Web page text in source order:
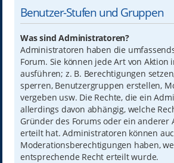
Benutzer-Stufen und Gruppen
Was sind Administratoren?
Administratoren haben die
Forum. Sie können jede Art von Aktion
ausführen; z. B. Berechtigungen
sperren, Benutzergruppen erstellen,
vergeben usw. Die Rechte, die ein
allerdings davon abhängig, welche
Gründer des Forums oder ein anderer
erteilt hat. Administratoren können
Moderationsberechtigungen haben,
entsprechende Recht erteilt wurde.